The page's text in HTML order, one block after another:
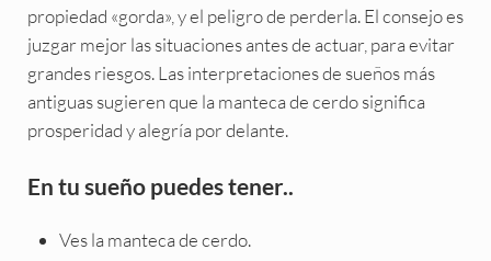
propiedad «gorda», y el peligro de perderla. El consejo es
juzgar mejor las situaciones antes de actuar, para evitar
grandes riesgos. Las interpretaciones de sueños más
antiguas sugieren que la manteca de cerdo significa
prosperidad y alegría por delante.
En tu sueño puedes tener..
Ves la manteca de cerdo.